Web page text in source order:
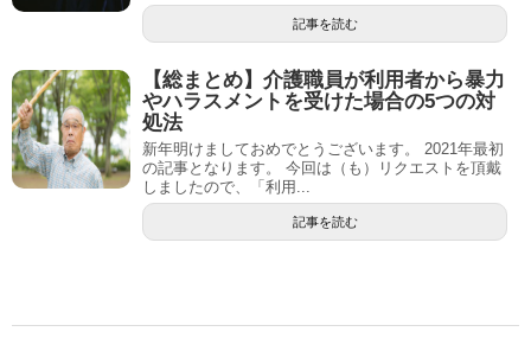
記事を読む
【総まとめ】介護職員が利用者から暴力
やハラスメントを受けた場合の5つの対
処法
新年明けましておめでとうございます。 2021年最初
の記事となります。 今回は（も）リクエストを頂戴
しましたので、「利用...
記事を読む